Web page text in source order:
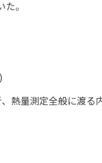
。
熱量測定全般に渡る